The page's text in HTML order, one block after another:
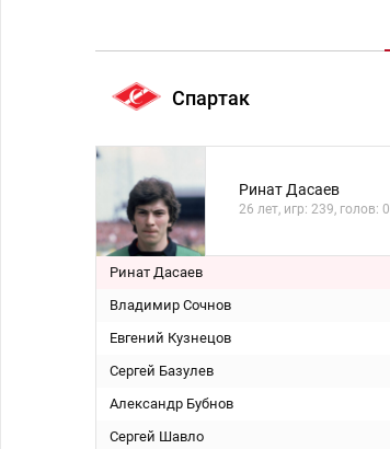
Спартак
Ринат Дасаев
26 лет, игр: 239, голов: 0
Ринат Дасаев
Владимир Сочнов
Евгений Кузнецов
Сергей Базулев
Александр Бубнов
Сергей Шавло